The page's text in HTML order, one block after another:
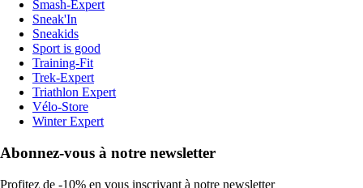
Smash-Expert
Sneak'In
Sneakids
Sport is good
Training-Fit
Trek-Expert
Triathlon Expert
Vélo-Store
Winter Expert
Abonnez-vous à notre newsletter
Profitez de -10% en vous inscrivant à notre newsletter